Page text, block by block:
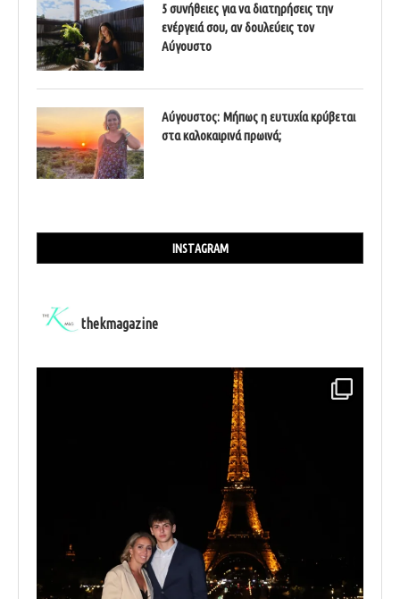
5 συνήθειες για να διατηρήσεις την
ενέργειά σου, αν δουλεύεις τον
Αύγουστο
Αύγουστος: Μήπως η ευτυχία κρύβεται
στα καλοκαιρινά πρωινά;
INSTAGRAM
thekmagazine